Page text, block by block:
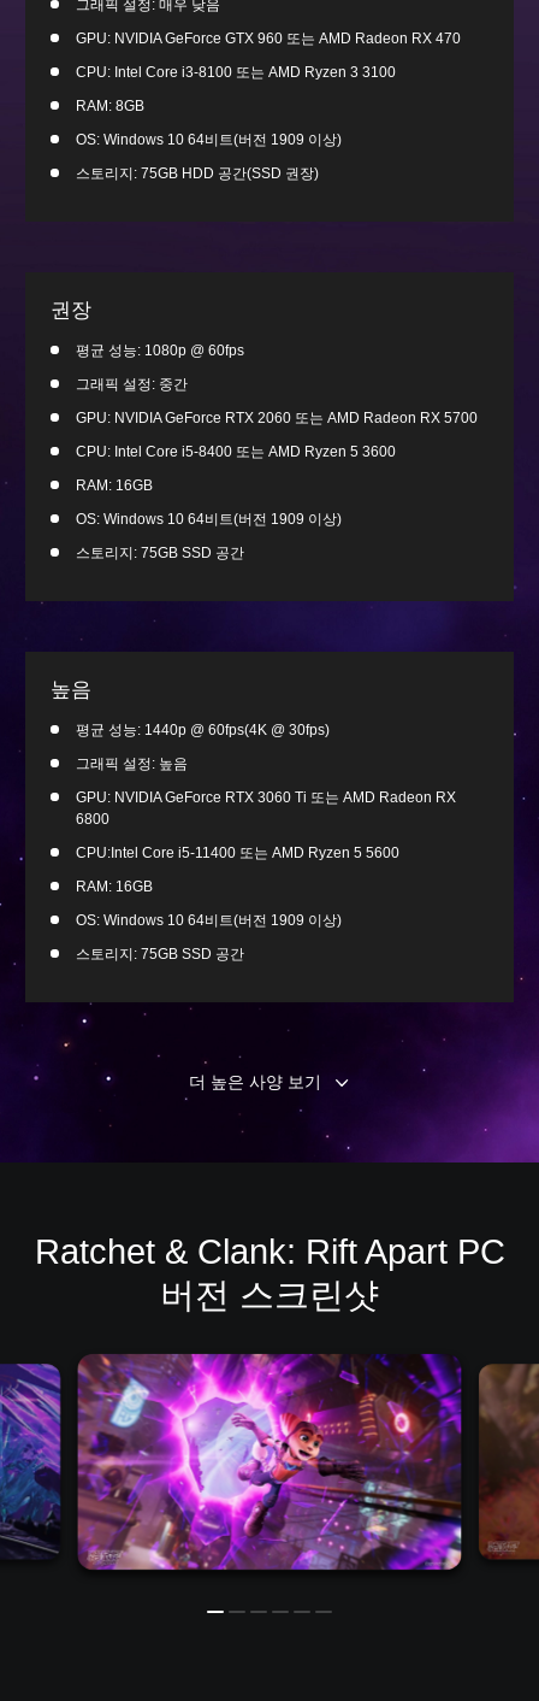
그래픽 설정: 매우 낮음
GPU: NVIDIA GeForce GTX 960 또는 AMD Radeon RX 470
CPU: Intel Core i3-8100 또는 AMD Ryzen 3 3100
RAM: 8GB
OS: Windows 10 64비트(버전 1909 이상)
스토리지: 75GB HDD 공간(SSD 권장)
권장
평균 성능: 1080p @ 60fps
그래픽 설정: 중간
GPU: NVIDIA GeForce RTX 2060 또는 AMD Radeon RX 5700
CPU: Intel Core i5-8400 또는 AMD Ryzen 5 3600
RAM: 16GB
OS: Windows 10 64비트(버전 1909 이상)
스토리지: 75GB SSD 공간
높음
평균 성능: 1440p @ 60fps(4K @ 30fps)
그래픽 설정: 높음
GPU: NVIDIA GeForce RTX 3060 Ti 또는 AMD Radeon RX
6800
CPU:Intel Core i5-11400 또는 AMD Ryzen 5 5600
RAM: 16GB
OS: Windows 10 64비트(버전 1909 이상)
스토리지: 75GB SSD 공간
더 높은 사양 보기
Ratchet & Clank: Rift Apart PC
버전 스크린샷